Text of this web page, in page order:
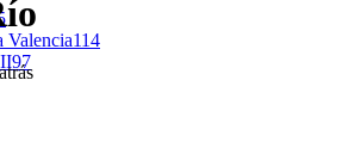
Valencia114
97